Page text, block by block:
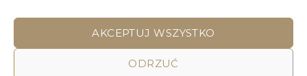
AKCEPTUJ WSZYSTKO
ODRZUĆ
POLITYKA PRYWATNOŚCI
REGULAMIN SKLEPU ON-LINE